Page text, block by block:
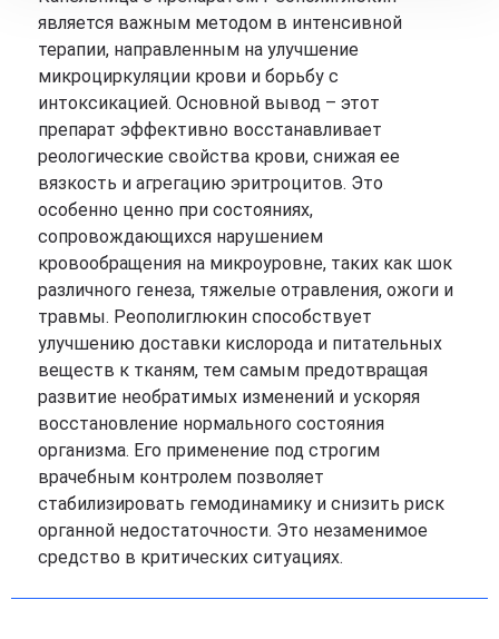
является важным методом в интенсивной
терапии, направленным на улучшение
микроциркуляции крови и борьбу с
интоксикацией. Основной вывод – этот
препарат эффективно восстанавливает
реологические свойства крови, снижая ее
вязкость и агрегацию эритроцитов. Это
особенно ценно при состояниях,
сопровождающихся нарушением
кровообращения на микроуровне, таких как шок
различного генеза, тяжелые отравления, ожоги и
травмы. Реополиглюкин способствует
улучшению доставки кислорода и питательных
веществ к тканям, тем самым предотвращая
развитие необратимых изменений и ускоряя
восстановление нормального состояния
организма. Его применение под строгим
врачебным контролем позволяет
стабилизировать гемодинамику и снизить риск
органной недостаточности. Это незаменимое
средство в критических ситуациях.